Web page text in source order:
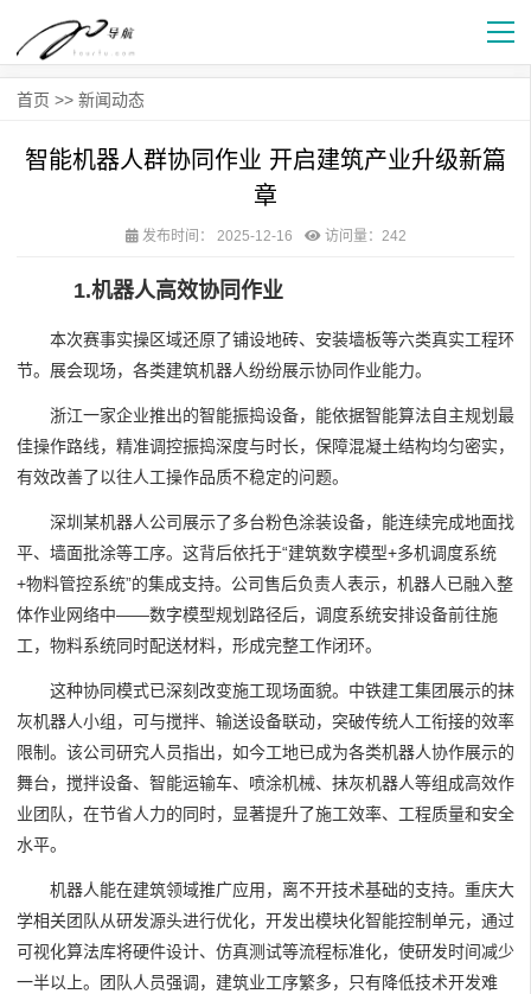
首页 >> 新闻动态
智能机器人群协同作业 开启建筑产业升级新篇
章
发布时间： 2025-12-16 访问量：242
1.机器人高效协同作业
本次赛事实操区域还原了铺设地砖、安装墙板等六类真实工程环
节。展会现场，各类建筑机器人纷纷展示协同作业能力。
浙江一家企业推出的智能振捣设备，能依据智能算法自主规划最
佳操作路线，精准调控振捣深度与时长，保障混凝土结构均匀密实，
有效改善了以往人工操作品质不稳定的问题。
深圳某机器人公司展示了多台粉色涂装设备，能连续完成地面找
平、墙面批涂等工序。这背后依托于“建筑数字模型+多机调度系统
+物料管控系统”的集成支持。公司售后负责人表示，机器人已融入整
体作业网络中——数字模型规划路径后，调度系统安排设备前往施
工，物料系统同时配送材料，形成完整工作闭环。
这种协同模式已深刻改变施工现场面貌。中铁建工集团展示的抹
灰机器人小组，可与搅拌、输送设备联动，突破传统人工衔接的效率
限制。该公司研究人员指出，如今工地已成为各类机器人协作展示的
舞台，搅拌设备、智能运输车、喷涂机械、抹灰机器人等组成高效作
业团队，在节省人力的同时，显著提升了施工效率、工程质量和安全
水平。
机器人能在建筑领域推广应用，离不开技术基础的支持。重庆大
学相关团队从研发源头进行优化，开发出模块化智能控制单元，通过
可视化算法库将硬件设计、仿真测试等流程标准化，使研发时间减少
一半以上。团队人员强调，建筑业工序繁多，只有降低技术开发难